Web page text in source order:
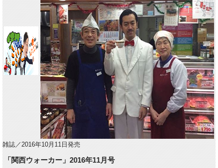
雑誌／2016年10月11日発売
「関西ウォーカー」2016年11月号